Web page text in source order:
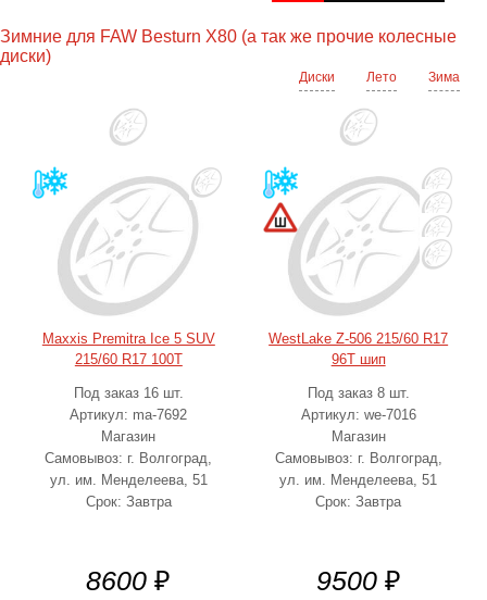
Зимние для FAW Besturn X80 (а так же прочие колесные
диски)
Диски Лето Зима
Maxxis Premitra Ice 5 SUV
215/60 R17 100T
Под заказ 16 шт.
Артикул: ma-7692
Магазин
Самовывоз: г. Волгоград,
ул. им. Менделеева, 51
Срок: Завтра
8600 ₽
WestLake Z-506 215/60 R17
96T шип
Под заказ 8 шт.
Артикул: we-7016
Магазин
Самовывоз: г. Волгоград,
ул. им. Менделеева, 51
Срок: Завтра
9500 ₽